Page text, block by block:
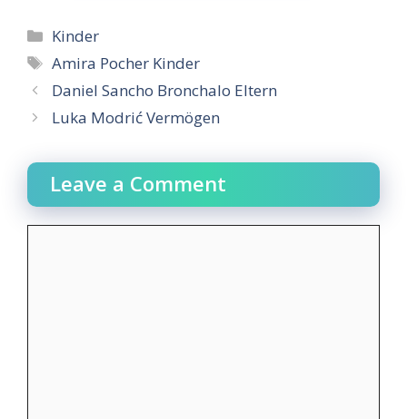
Categories
Kinder
Tags
Amira Pocher Kinder
Daniel Sancho Bronchalo Eltern
Luka Modrić Vermögen
Leave a Comment